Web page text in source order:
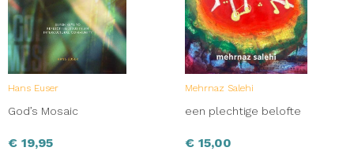
Hans Euser
God’s Mosaic
€ 19,95
Mehrnaz Salehi
een plechtige belofte
€ 15,00